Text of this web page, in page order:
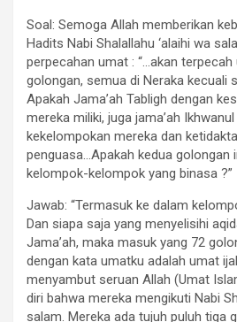
Soal: Semoga Allah memberikan
Hadits Nabi Shalallahu ‘alaihi wa
perpecahan umat : “…akan
golongan, semua di Neraka kecuali
Apakah Jama’ah Tabligh dengan
mereka miliki, juga jama’ah
kekelompokan mereka dan
penguasa…Apakah kedua golongan
kelompok-kelompok yang binasa ?”
Jawab: “Termasuk ke dalam
Dan siapa saja yang menyelisihi
Jama’ah, maka masuk yang 72
dengan kata umatku adalah umat
menyambut seruan Allah (Umat
diri bahwa mereka mengikuti Nabi
salam. Mereka ada tujuh puluh tiga